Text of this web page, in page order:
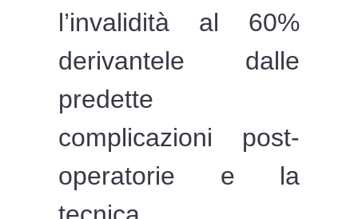
l’invalidità al 60%
derivantele dalle
predette
complicazioni post-
operatorie e la